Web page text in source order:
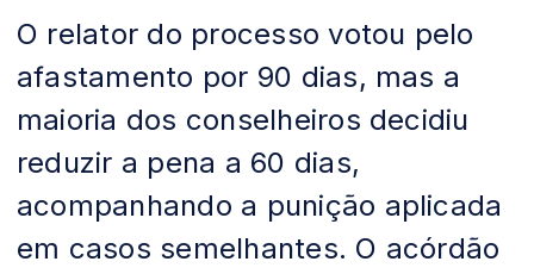
O relator do processo votou pelo
afastamento por 90 dias, mas a
maioria dos conselheiros decidiu
reduzir a pena a 60 dias,
acompanhando a punição aplicada
em casos semelhantes. O acórdão